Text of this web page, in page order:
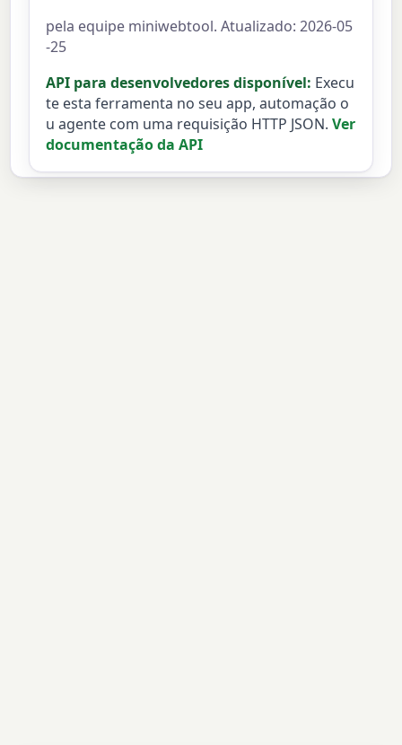
pela equipe miniwebtool. Atualizado: 2026-05
-25
API para desenvolvedores disponível: Execu
te esta ferramenta no seu app, automação o
u agente com uma requisição HTTP JSON. Ver
documentação da API